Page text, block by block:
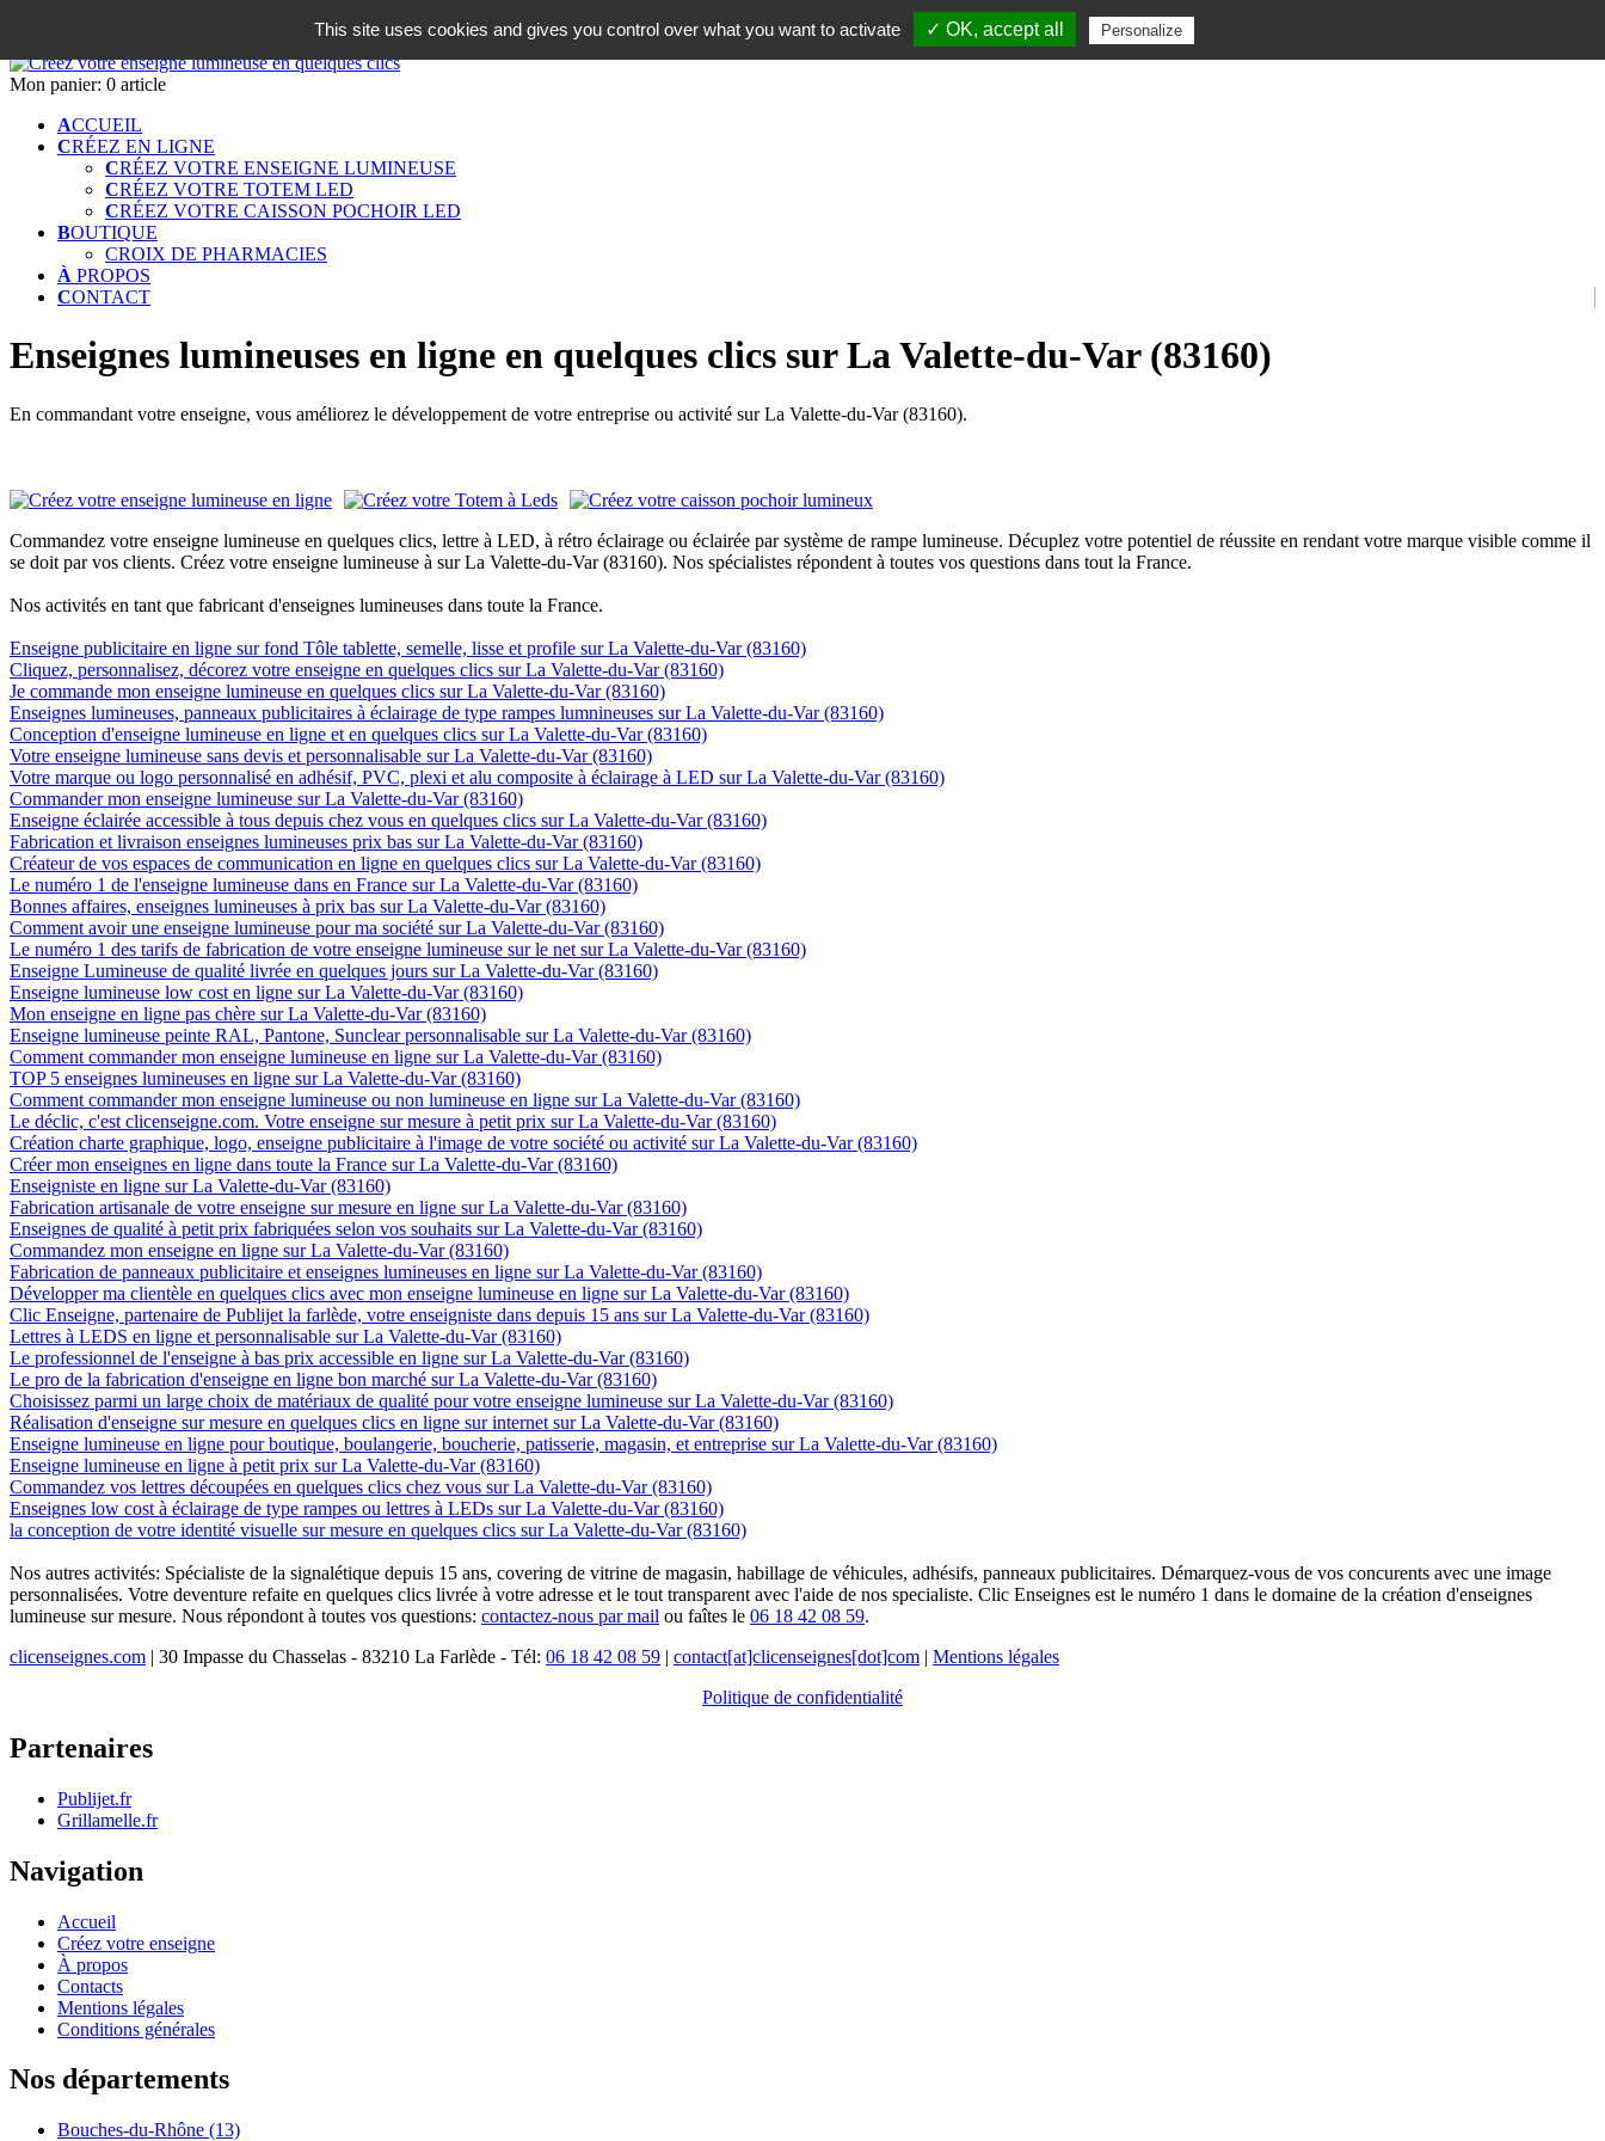
Mon panier: 0 article
ACCUEIL
CRÉEZ EN LIGNE
CRÉEZ VOTRE ENSEIGNE LUMINEUSE
CRÉEZ VOTRE TOTEM LED
CRÉEZ VOTRE CAISSON POCHOIR LED
BOUTIQUE
CROIX DE PHARMACIES
À PROPOS
CONTACT
Enseignes lumineuses en ligne en quelques clics sur La Valette-du-Var (83160)
En commandant votre enseigne, vous améliorez le développement de votre entreprise ou activité sur La Valette-du-Var (83160).
Commandez votre enseigne lumineuse en quelques clics, lettre à LED, à rétro éclairage ou éclairée par système de rampe lumineuse. Décuplez votre potentiel de réussite en rendant votre marque visible comme il
se doit par vos clients. Créez votre enseigne lumineuse à sur La Valette-du-Var (83160). Nos spécialistes répondent à toutes vos questions dans tout la France.
Nos activités en tant que fabricant d'enseignes lumineuses dans toute la France.
Enseigne publicitaire en ligne sur fond Tôle tablette, semelle, lisse et profile sur La Valette-du-Var (83160)
Cliquez, personnalisez, décorez votre enseigne en quelques clics sur La Valette-du-Var (83160)
Je commande mon enseigne lumineuse en quelques clics sur La Valette-du-Var (83160)
Enseignes lumineuses, panneaux publicitaires à éclairage de type rampes lumnineuses sur La Valette-du-Var (83160)
Conception d'enseigne lumineuse en ligne et en quelques clics sur La Valette-du-Var (83160)
Votre enseigne lumineuse sans devis et personnalisable sur La Valette-du-Var (83160)
Votre marque ou logo personnalisé en adhésif, PVC, plexi et alu composite à éclairage à LED sur La Valette-du-Var (83160)
Commander mon enseigne lumineuse sur La Valette-du-Var (83160)
Enseigne éclairée accessible à tous depuis chez vous en quelques clics sur La Valette-du-Var (83160)
Fabrication et livraison enseignes lumineuses prix bas sur La Valette-du-Var (83160)
Créateur de vos espaces de communication en ligne en quelques clics sur La Valette-du-Var (83160)
Le numéro 1 de l'enseigne lumineuse dans en France sur La Valette-du-Var (83160)
Bonnes affaires, enseignes lumineuses à prix bas sur La Valette-du-Var (83160)
Comment avoir une enseigne lumineuse pour ma société sur La Valette-du-Var (83160)
Le numéro 1 des tarifs de fabrication de votre enseigne lumineuse sur le net sur La Valette-du-Var (83160)
Enseigne Lumineuse de qualité livrée en quelques jours sur La Valette-du-Var (83160)
Enseigne lumineuse low cost en ligne sur La Valette-du-Var (83160)
Mon enseigne en ligne pas chère sur La Valette-du-Var (83160)
Enseigne lumineuse peinte RAL, Pantone, Sunclear personnalisable sur La Valette-du-Var (83160)
Comment commander mon enseigne lumineuse en ligne sur La Valette-du-Var (83160)
TOP 5 enseignes lumineuses en ligne sur La Valette-du-Var (83160)
Comment commander mon enseigne lumineuse ou non lumineuse en ligne sur La Valette-du-Var (83160)
Le déclic, c'est clicenseigne.com. Votre enseigne sur mesure à petit prix sur La Valette-du-Var (83160)
Création charte graphique, logo, enseigne publicitaire à l'image de votre société ou activité sur La Valette-du-Var (83160)
Créer mon enseignes en ligne dans toute la France sur La Valette-du-Var (83160)
Enseigniste en ligne sur La Valette-du-Var (83160)
Fabrication artisanale de votre enseigne sur mesure en ligne sur La Valette-du-Var (83160)
Enseignes de qualité à petit prix fabriquées selon vos souhaits sur La Valette-du-Var (83160)
Commandez mon enseigne en ligne sur La Valette-du-Var (83160)
Fabrication de panneaux publicitaire et enseignes lumineuses en ligne sur La Valette-du-Var (83160)
Développer ma clientèle en quelques clics avec mon enseigne lumineuse en ligne sur La Valette-du-Var (83160)
Clic Enseigne, partenaire de Publijet la farlède, votre enseigniste dans depuis 15 ans sur La Valette-du-Var (83160)
Lettres à LEDS en ligne et personnalisable sur La Valette-du-Var (83160)
Le professionnel de l'enseigne à bas prix accessible en ligne sur La Valette-du-Var (83160)
Le pro de la fabrication d'enseigne en ligne bon marché sur La Valette-du-Var (83160)
Choisissez parmi un large choix de matériaux de qualité pour votre enseigne lumineuse sur La Valette-du-Var (83160)
Réalisation d'enseigne sur mesure en quelques clics en ligne sur internet sur La Valette-du-Var (83160)
Enseigne lumineuse en ligne pour boutique, boulangerie, boucherie, patisserie, magasin, et entreprise sur La Valette-du-Var (83160)
Enseigne lumineuse en ligne à petit prix sur La Valette-du-Var (83160)
Commandez vos lettres découpées en quelques clics chez vous sur La Valette-du-Var (83160)
Enseignes low cost à éclairage de type rampes ou lettres à LEDs sur La Valette-du-Var (83160)
la conception de votre identité visuelle sur mesure en quelques clics sur La Valette-du-Var (83160)
Nos autres activités: Spécialiste de la signalétique depuis 15 ans, covering de vitrine de magasin, habillage de véhicules, adhésifs, panneaux publicitaires. Démarquez-vous de vos concurents avec une image
personnalisées. Votre deventure refaite en quelques clics livrée à votre adresse et le tout transparent avec l'aide de nos specialiste. Clic Enseignes est le numéro 1 dans le domaine de la création d'enseignes
lumineuse sur mesure. Nous répondont à toutes vos questions: contactez-nous par mail ou faîtes le 06 18 42 08 59.
clicenseignes.com | 30 Impasse du Chasselas - 83210 La Farlède - Tél: 06 18 42 08 59 | contact[at]clicenseignes[dot]com | Mentions légales
Politique de confidentialité
Partenaires
Publijet.fr
Grillamelle.fr
Navigation
Accueil
Créez votre enseigne
À propos
Contacts
Mentions légales
Conditions générales
Nos départements
Bouches-du-Rhône (13)
This site uses cookies and gives you control over what you want to activate ✓ OK, accept all Personalize